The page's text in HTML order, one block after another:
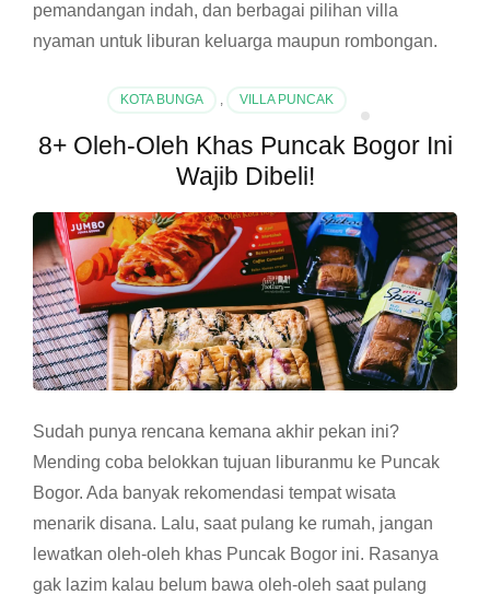
pemandangan indah, dan berbagai pilihan villa
nyaman untuk liburan keluarga maupun rombongan.
KOTA BUNGA , VILLA PUNCAK
8+ Oleh-Oleh Khas Puncak Bogor Ini
Wajib Dibeli!
Sudah punya rencana kemana akhir pekan ini?
Mending coba belokkan tujuan liburanmu ke Puncak
Bogor. Ada banyak rekomendasi tempat wisata
menarik disana. Lalu, saat pulang ke rumah, jangan
lewatkan oleh-oleh khas Puncak Bogor ini. Rasanya
gak lazim kalau belum bawa oleh-oleh saat pulang